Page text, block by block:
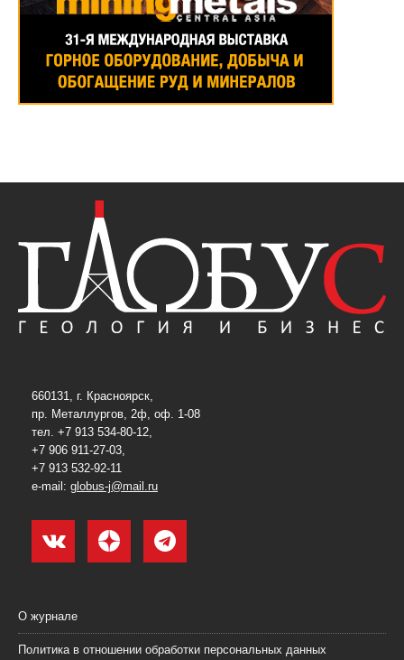
660131, г. Красноярск,
пр. Металлургов, 2ф, оф. 1-08
тел. +7 913 534-80-12,
+7 906 911-27-03,
+7 913 532-92-11
e-mail: globus-j@mail.ru
О журнале
Политика в отношении обработки персональных данных